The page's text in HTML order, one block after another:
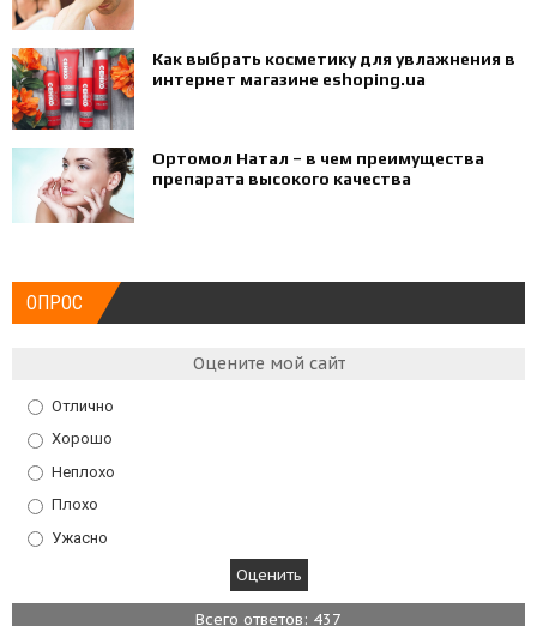
Как выбрать косметику для увлажнения в
интернет магазине eshoping.ua
Ортомол Натал – в чем преимущества
препарата высокого качества
ОПРОС
Оцените мой сайт
Отлично
Хорошо
Неплохо
Плохо
Ужасно
Всего ответов: 437